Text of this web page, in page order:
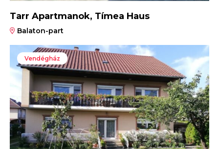
Tarr Apartmanok, Tímea Haus
Balaton-part
Vendégház